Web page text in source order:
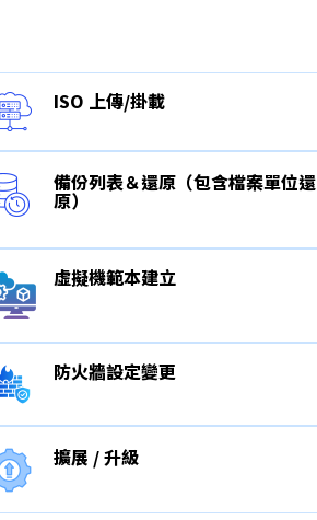
ISO 上傳/掛載
備份列表＆還原（包含檔案單位還
原）
虛擬機範本建立
防火牆設定變更
擴展 / 升級